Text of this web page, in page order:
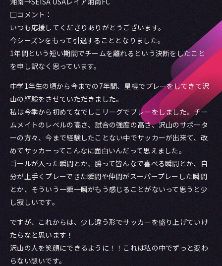
□コメント：
いつも応援してくださりありがとうございます。
今シーズンをもって引退することとなりました。
1年間という短い期間でチームを離れるという決断をしたこと
を申し訳なく思っています。
中学1年生の頃から今までの7年間、星槎でプレーをしてきて沢
山の経験をさせていただきました。
私は今季から初めてなでしこリーグでプレーをしました。チー
ムメイトのレベルの高さ、試合の強度の高さ、沢山のサポータ
ーの方々、今まで経験したことない中でサッカーが出来て、改
めてサッカーってこんなに面白いんだって思えました。
ゴールが入った瞬間とか、勝って皆んなで喜べる瞬間とか、自
分が上手くプレーできた瞬間や仲間がスーパープレーした瞬間
とか、そういう一瞬一瞬がもう感じることがないって思うと少
し寂しいです。
ですが、これからは、少し違う形でサッカーを盛り上げていけ
たらなと思います！
沢山の人を笑顔にできるように！！これは私の中でずっと変わ
らない想いです。